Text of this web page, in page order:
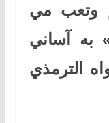
وتعب مي
به آساني
الترمذي